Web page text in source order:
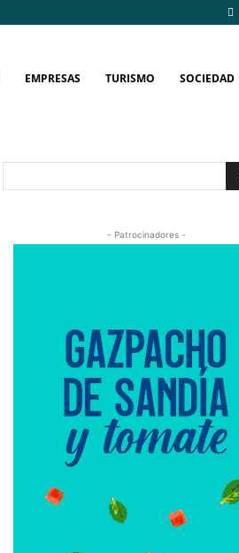
EMPRESAS TURISMO SOCIEDAD
- Patrocinadores -